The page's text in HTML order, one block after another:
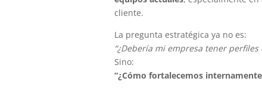
cliente.
La pregunta estratégica ya no es:
“¿Debería mi empresa tener perfiles
Sino:
“¿Cómo fortalecemos